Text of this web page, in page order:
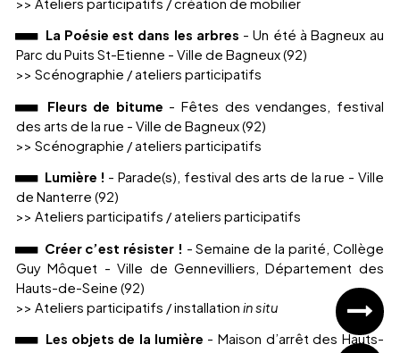
>> Ateliers participatifs / création de mobilier
La Poésie est dans les arbres - Un été à Bagneux au
Parc du Puits St-Etienne - Ville de Bagneux (92)
>> Scénographie / ateliers participatifs
Fleurs de bitume - Fêtes des vendanges, festival
des arts de la rue - Ville de Bagneux (92)
>> Scénographie / ateliers participatifs
Lumière ! - Parade(s), festival des arts de la rue - Ville
de Nanterre (92)
>> Ateliers participatifs / ateliers participatifs
Créer c’est résister ! - Semaine de la parité, Collège
Guy Môquet - Ville de Gennevilliers, Département des
Hauts-de-Seine (92)
>> Ateliers participatifs / installation in situ
Les objets de la lumière - Maison d’arrêt des Hauts-